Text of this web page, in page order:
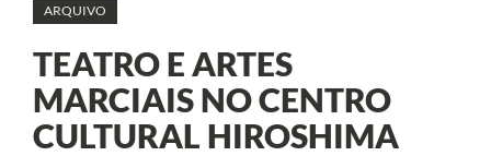
ARQUIVO
TEATRO E ARTES
MARCIAIS NO CENTRO
CULTURAL HIROSHIMA